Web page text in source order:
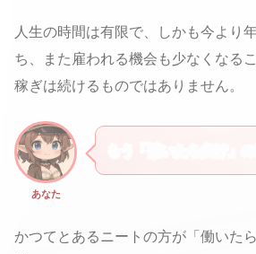
人生の時間は有限で、しかも今より
ち、また雇われる機会も少なくなる
稼ぎは続けるものではありません。
あなた
かつてとあるニートの方が「働いた